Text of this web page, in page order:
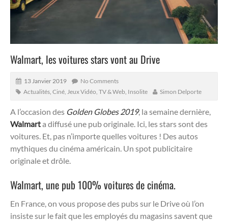
Walmart, les voitures stars vont au Drive
13 Janvier 2019
No Comments
Actualités Ciné, Jeux Vidéo, TV & Web Insolite Simon Delporte
A l’occasion des Golden Globes 2019, la semaine dernière,
Walmarta diffusé une pub originale. Ici, les stars sont des
voitures. Et, pas n’importe quelles voitures ! Des autos
mythiques du cinéma américain. Un spot publicitaire
originale et drôle.
Walmart, une pub 100% voitures de cinéma.
En France, on vous propose des pubs sur le Drive où l’on
insiste sur le fait que les employés du magasins savent que